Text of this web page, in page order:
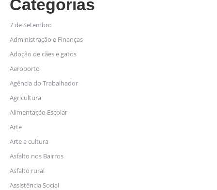
Categorias
7 de Setembro
Administração e Finanças
Adoção de cães e gatos
Aeroporto
Agência do Trabalhador
Agricultura
Alimentação Escolar
Arte
Arte e cultura
Asfalto nos Bairros
Asfalto rural
Assistência Social